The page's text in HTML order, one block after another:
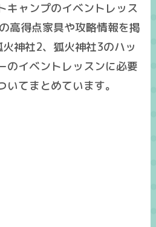
キャンプのイベントレッス
高得点家具や攻略情報を掲
神社2、狐火神社3のハッ
のイベントレッスンに必要
てまとめています。